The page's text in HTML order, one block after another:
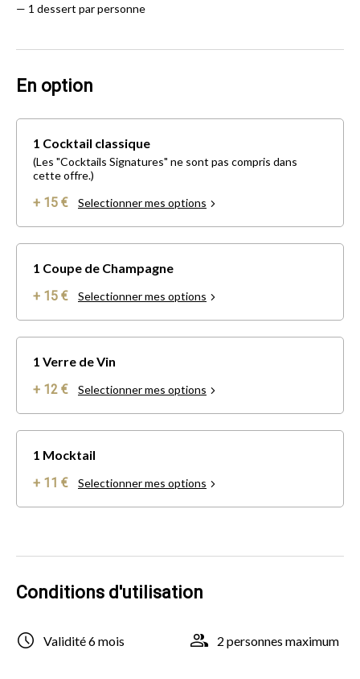
— 1 dessert par personne
En option
1 Cocktail classique
(Les "Cocktails Signatures" ne sont pas compris dans
cette offre.)
+ 15 € Selectionner mes options
1 Coupe de Champagne
+ 15 €
Selectionner mes options
1 Verre de Vin
+ 12 €
Selectionner mes options
1 Mocktail
+ 11 €
Selectionner mes options
Conditions d'utilisation
Validité 6 mois 2 personnes maximum